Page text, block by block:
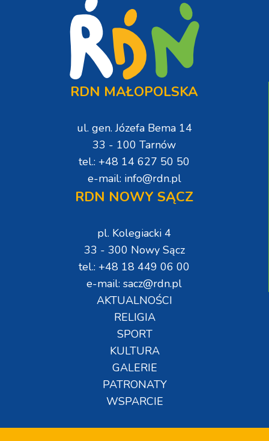
RDN MAŁOPOLSKA
ul. gen. Józefa Bema 14
33 - 100 Tarnów
tel.: +48 14 627 50 50
e-mail: info@rdn.pl
RDN NOWY SĄCZ
pl. Kolegiacki 4
33 - 300 Nowy Sącz
tel.: +48 18 449 06 00
e-mail: sacz@rdn.pl
AKTUALNOŚCI
RELIGIA
SPORT
KULTURA
GALERIE
PATRONATY
WSPARCIE